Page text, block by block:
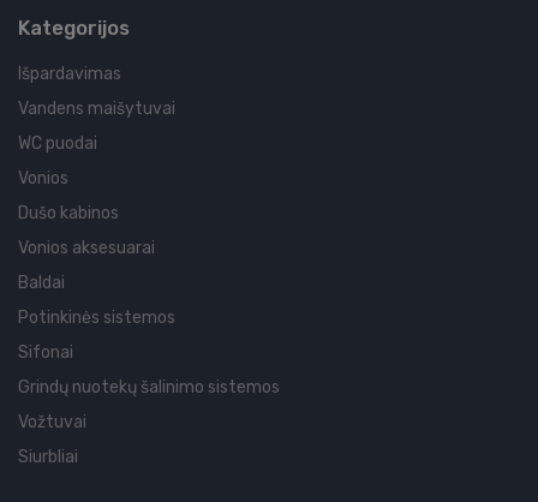
Kategorijos
Išpardavimas
Vandens maišytuvai
WC puodai
Vonios
Dušo kabinos
Vonios aksesuarai
Baldai
Potinkinės sistemos
Sifonai
Grindų nuotekų šalinimo sistemos
Vožtuvai
Siurbliai